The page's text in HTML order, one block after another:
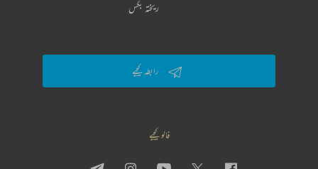
ریختہ بکس
رابطہ کیجیے
فالو کیجیے